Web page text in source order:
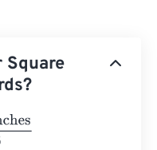
Square